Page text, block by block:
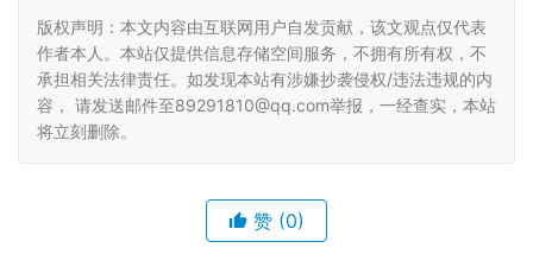
版权声明：本文内容由互联网用户自发贡献，该文观点仅代表
作者本人。本站仅提供信息存储空间服务，不拥有所有权，不
承担相关法律责任。如发现本站有涉嫌抄袭侵权/违法违规的内
容， 请发送邮件至89291810@qq.com举报，一经查实，本站
将立刻删除。
赞 (0)